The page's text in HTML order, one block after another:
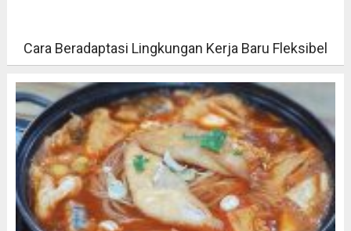
Cara Beradaptasi Lingkungan Kerja Baru Fleksibel